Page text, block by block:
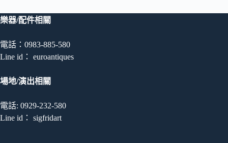
數
樂器/配件相關
電話：0983-885-580
Line id： euroantiques
場地/演出相關
電話: 0929-232-580
Line id： sigfridart